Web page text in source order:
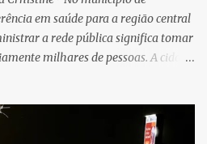
em saúde para a região central
a rede pública significa tomar
milhares de pessoas. A cidade
cidades do entorno,
a responsabilidade da gestão sobre